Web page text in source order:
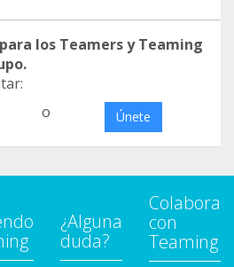
los Teamers y Teaming
o Únete
¿Alguna
duda?
Colabora
con
Teaming